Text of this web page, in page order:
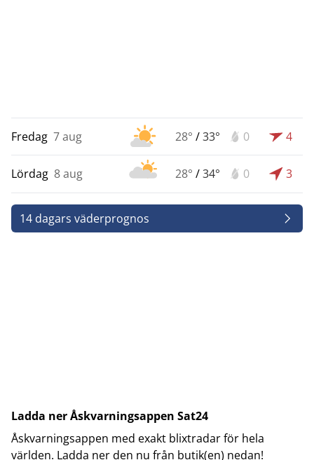
Fredag 7 aug 28° /33° 0 4
Lördag 8 aug 28° /34° 0 3
14 dagars väderprognos
Ladda ner Åskvarningsappen Sat24
Åskvarningsappen med exakt blixtradar för hela
världen. Ladda ner den nu från butik(en) nedan!